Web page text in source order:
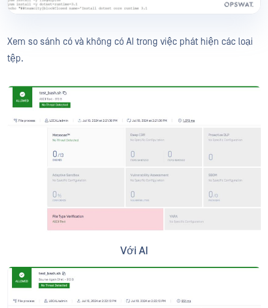
Xem so sánh có và không có AI trong việc phát hiện các loại
tệp.
Với AI